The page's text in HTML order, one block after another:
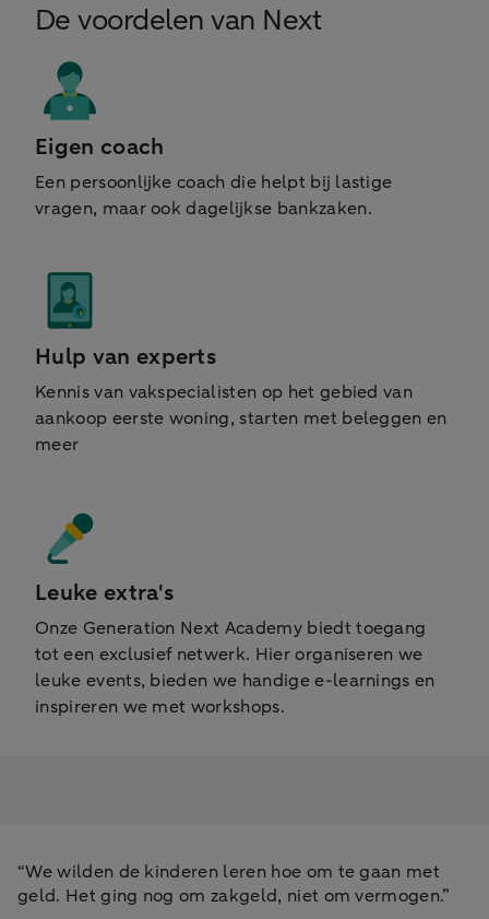
De voordelen van Next
Eigen coach
Een persoonlijke coach die helpt bij lastige
vragen, maar ook dagelijkse bankzaken.
Hulp van experts
Kennis van vakspecialisten op het gebied van
aankoop eerste woning, starten met beleggen en
meer
Leuke extra's
Onze Generation Next Academy biedt toegang
tot een exclusief netwerk. Hier organiseren we
leuke events, bieden we handige e-learnings en
inspireren we met workshops.
“We wilden de kinderen leren hoe om te gaan met
geld. Het ging nog om zakgeld, niet om vermogen.”